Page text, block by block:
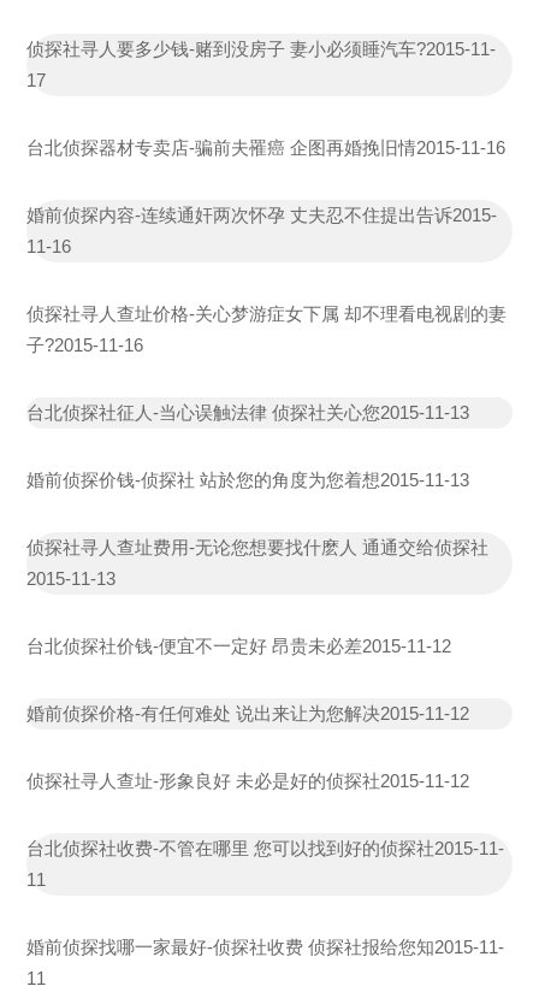
侦探社寻人要多少钱-赌到没房子 妻小必须睡汽车?2015-11-
17
台北侦探器材专卖店-骗前夫罹癌 企图再婚挽旧情2015-11-16
婚前侦探内容-连续通奸两次怀孕 丈夫忍不住提出告诉2015-
11-16
侦探社寻人查址价格-关心梦游症女下属 却不理看电视剧的妻
子?2015-11-16
台北侦探社征人-当心误触法律 侦探社关心您2015-11-13
婚前侦探价钱-侦探社 站於您的角度为您着想2015-11-13
侦探社寻人查址费用-无论您想要找什麽人 通通交给侦探社
2015-11-13
台北侦探社价钱-便宜不一定好 昂贵未必差2015-11-12
婚前侦探价格-有任何难处 说出来让为您解决2015-11-12
侦探社寻人查址-形象良好 未必是好的侦探社2015-11-12
台北侦探社收费-不管在哪里 您可以找到好的侦探社2015-11-
11
婚前侦探找哪一家最好-侦探社收费 侦探社报给您知2015-11-
11